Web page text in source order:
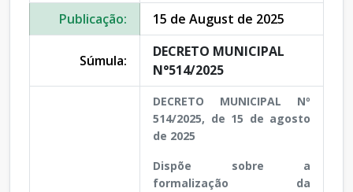
Publicação:
15 de August de 2025
Súmula:
DECRETO MUNICIPAL
N°514/2025
DECRETO MUNICIPAL Nº
514/2025, de 15 de agosto
de 2025
Dispõe sobre a
formalização da